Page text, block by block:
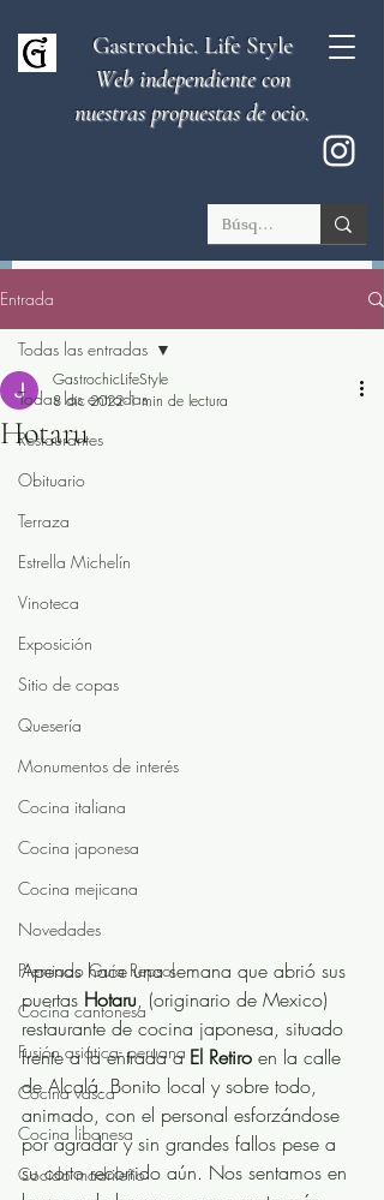
Gastrochic. Life Style
Web independiente con
nuestras propuestas de ocio.
Entrada
Todas las entradas
Restaurantes
Obituario
Terraza
Estrella Michelín
Vinoteca
Exposición
Sitio de copas
Quesería
Monumentos de interés
Cocina italiana
Cocina japonesa
Cocina mejicana
Novedades
Premiado Guía Repsol
Cocina cantonesa
Fusión asiática- peruana
Cocina vasca
Cocina libanesa
Cocido madrileño
Todas las entradas
Hotaru
GastrochicLifeStyle
8 dic 2022 1 min de lectura
Apenas hace una semana que abrió sus
puertas Hotaru, (originario de Mexico)
restaurante de cocina japonesa, situado
frente a la entrada a El Retiro en la calle
de Alcalá. Bonito local y sobre todo,
animado, con el personal esforzándose
por agradar y sin grandes fallos pese a
su corto recorrido aún. Nos sentamos en